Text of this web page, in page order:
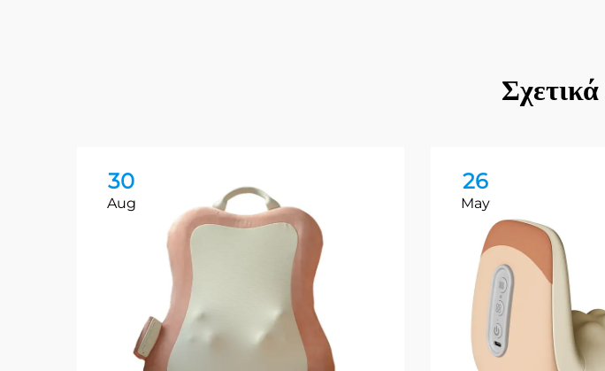
30
Aug
26
May